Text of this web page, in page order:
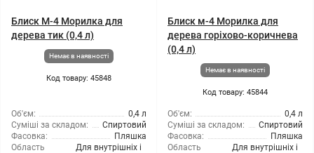
Блиск М-4 Морилка для
дерева тик (0,4 л)
Немає в наявності
Код товару: 45848
Об'єм:
0,4 л
Суміші за складом:
Спиртовий
Фасовка:
Пляшка
Область
Для внутрішніх і
Блиск м-4 Морилка для
дерева горіхово-коричнева
(0,4 л)
Немає в наявності
Код товару: 45844
Об'єм:
0,4 л
Суміші за складом:
Спиртовий
Фасовка:
Пляшка
Область
Для внутрішніх і